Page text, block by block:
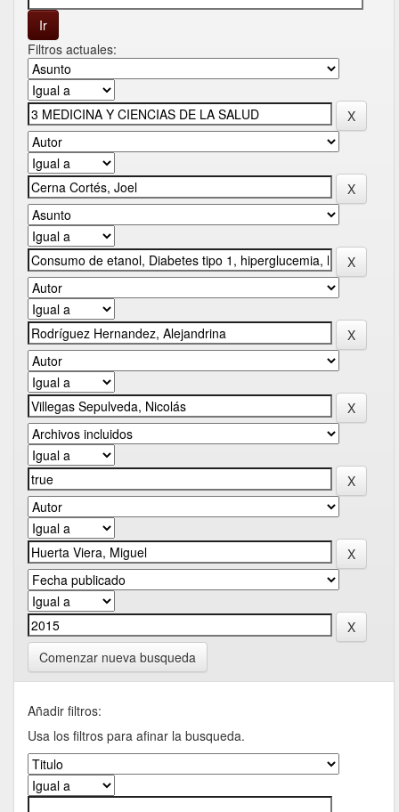
Filtros actuales:
Comenzar nueva busqueda
Añadir filtros:
Usa los filtros para afinar la busqueda.